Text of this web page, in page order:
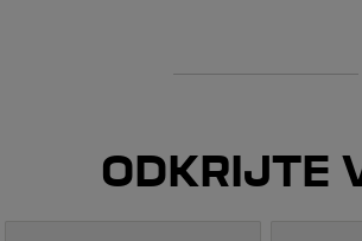
ODKRIJTE